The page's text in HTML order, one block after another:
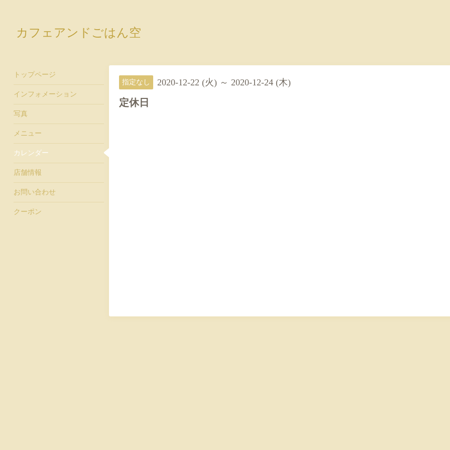
カフェアンドごはん空
指定なし 2020-12-22 (火) ～ 2020-12-24 (木)
定休日
トップページ
インフォメーション
写真
メニュー
カレンダー
店舗情報
お問い合わせ
クーポン